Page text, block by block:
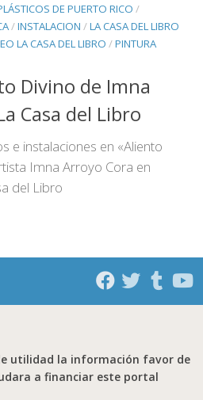
DE PUERTO RICO /
/INSTALACION /LA CASA DEL LIBRO
LA CASA DEL LIBRO /PINTURA
Divino de Imna
Casa del Libro
e instalaciones en «Aliento
Imna Arroyo Cora en
del Libro
utilidad la información favor de
a financiar este portal